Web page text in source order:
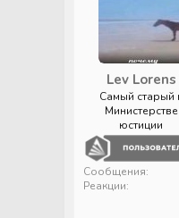
Lev Lorens
Самый старый
Министерстве
юстиции
Сообщения
Реакции